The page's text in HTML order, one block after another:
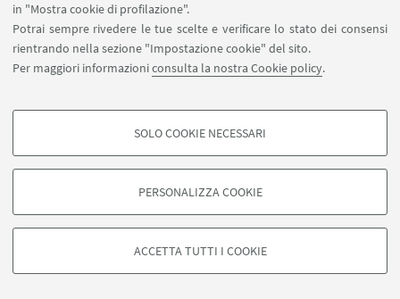
in "Mostra cookie di profilazione".
Potrai sempre rivedere le tue scelte e verificare lo stato dei consensi
rientrando nella sezione "Impostazione cookie" del sito.
Per maggiori informazioniconsulta la nostra Cookie policy.
COOKIE DI PROFILAZIONE - FACOLTATIVI
degli utenti, creare profili in base al loro comportamento sul sito, per analisi
di marketing.
Google/Youtube Video
SOLO COOKIE NECESSARI
PERSONALIZZA COOKIE
ACCETTA TUTTI I COOKIE
Seguici su:
©Copyright 2026 - ALMA MATER STUDIORUM - Università di
Privacy- Note legali-Impostazioni Cookie